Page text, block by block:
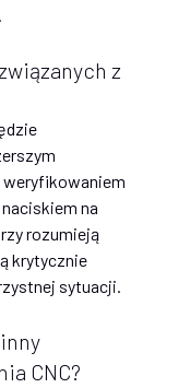
z
weryfikowaniem
na
rozumieją
krytycznie
sytuacji.
CNC?